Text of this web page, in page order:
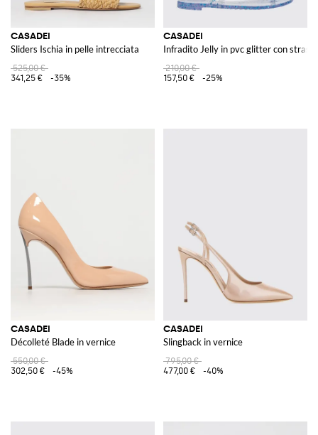
CASADEI
Sliders Ischia in pelle intrecciata
525,00 €
341,25 €
-35%
CASADEI
Infradito Jelly in pvc glitter con strass
210,00 €
157,50 €
-25%
CASADEI
Décolleté Blade in vernice
550,00 €
302,50 €
-45%
CASADEI
Slingback in vernice
795,00 €
477,00 €
-40%